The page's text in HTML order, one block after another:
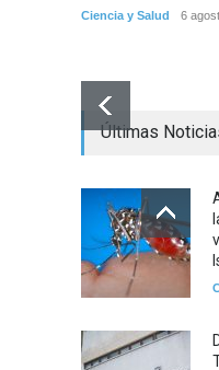
Ciencia y Salud 6
Últimas